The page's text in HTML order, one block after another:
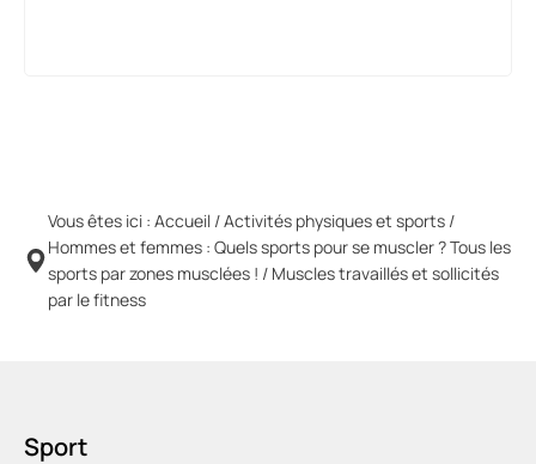
Vous êtes ici : Accueil /Activités physiques et sports /
Hommes et femmes : Quels sports pour se muscler ? Tous les
sports par zones musclées ! / Muscles travaillés et sollicités
par le fitness
Sport